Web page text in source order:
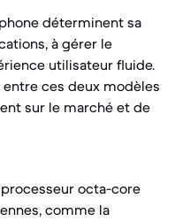
déterminent sa
à gérer le
utilisateur fluide.
ces deux modèles
sur le marché et de
processeur octa-core
comme la